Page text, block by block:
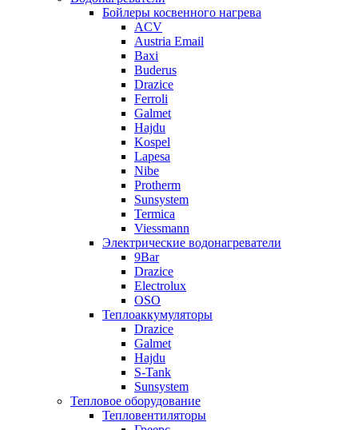
Бойлеры косвенного нагрева
ACV
Austria Email
Baxi
Buderus
Drazice
Ferroli
Galmet
Hajdu
Kospel
Lapesa
Nibe
Protherm
Sunsystem
Termica
Viessmann
Электрические водонагреватели
9Bar
Drazice
Electrolux
OSO
Теплоаккумуляторы
Drazice
Galmet
Hajdu
S-Tank
Sunsystem
Тепловое оборудование
Тепловентиляторы